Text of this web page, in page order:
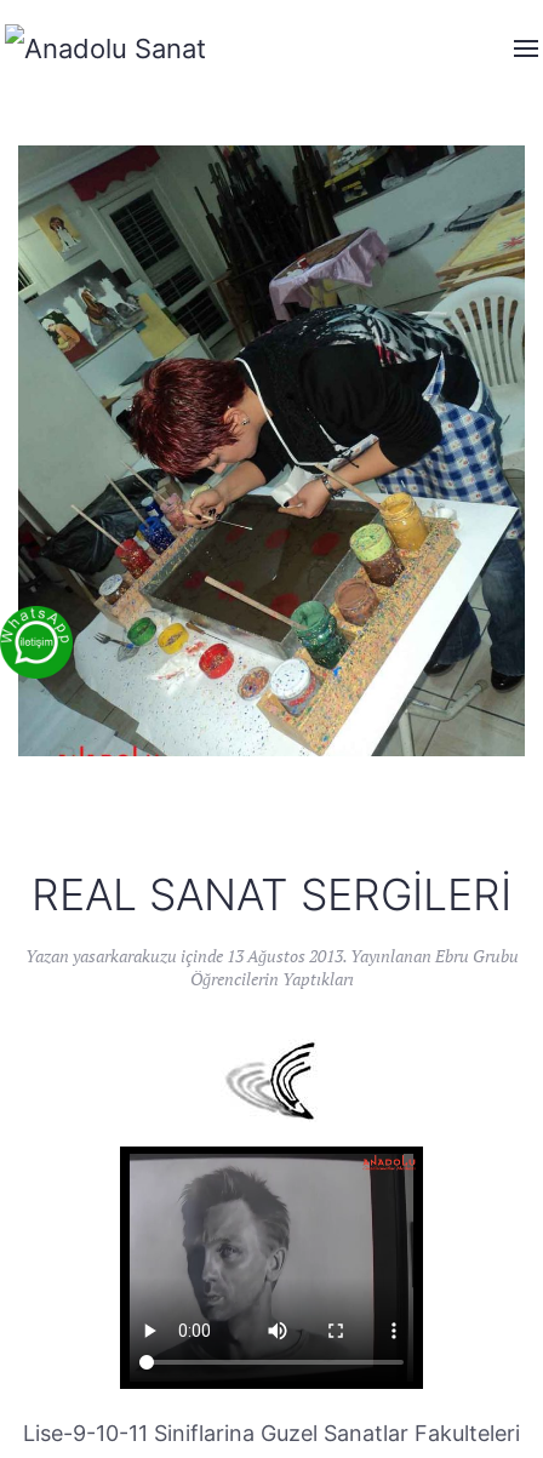
REAL SANAT SERGILERI
Yazan yasarkarakuzu içinde 13 Ağustos 2013. Yayınlanan Ebru Grubu
Öğrencilerin Yaptıkları
Lise-9-10-11 Siniflarina Guzel Sanatlar Fakulteleri